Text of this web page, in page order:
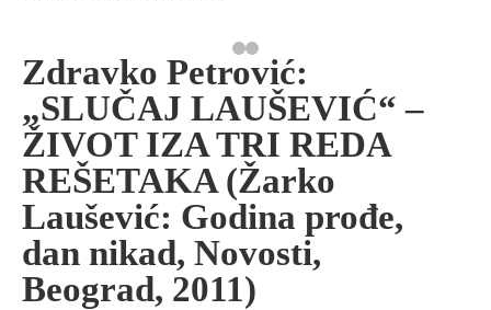
Zdravko Petrović:
„SLUČAJ LAUŠEVIĆ“ –
ŽIVOT IZA TRI REDA
REŠETAKA (Žarko
Laušević: Godina prođe,
dan nikad, Novosti,
Beograd, 2011)